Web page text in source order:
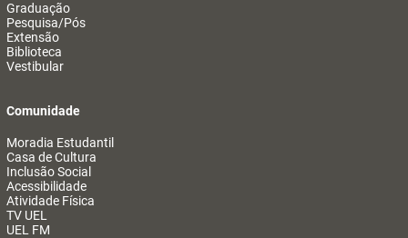
Graduação
Pesquisa/Pós
Extensão
Biblioteca
Vestibular
Comunidade
Moradia Estudantil
Casa de Cultura
Inclusão Social
Acessibilidade
Atividade Física
TV UEL
UEL FM